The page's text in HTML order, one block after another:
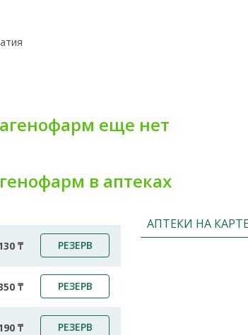
еще нет
в аптеках
₸ РЕЗЕРВ
₸ РЕЗЕРВ
₸ РЕЗЕРВ
АПТЕКИ НА